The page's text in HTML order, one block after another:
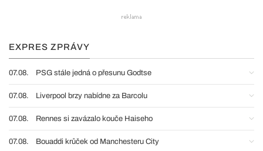
EXPRES ZPRÁVY
07.08. PSG stále jedná o přesunu Godtse
07.08. Liverpool brzy nabídne za Barcolu
07.08. Rennes si zavázalo kouče Haiseho
07.08. Bouaddi krůček od Manchesteru City